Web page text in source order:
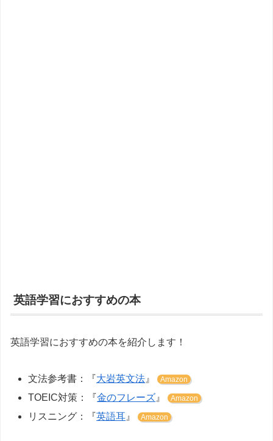
英語学習におすすめの本
英語学習におすすめの本を紹介します！
文法参考書：『大岩英文法 』 Amazon
TOEIC対策：『金のフレーズ 』 Amazon
リスニング：『英語耳』 Amazon